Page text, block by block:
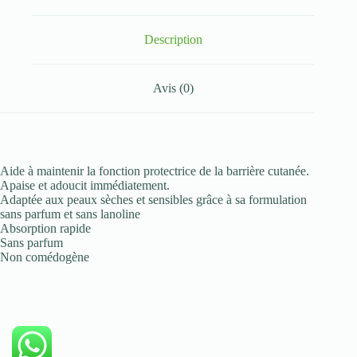
Description
Avis (0)
Aide à maintenir la fonction protectrice de la barrière cutanée.
Apaise et adoucit immédiatement.
Adaptée aux peaux sèches et sensibles grâce à sa formulation
sans parfum et sans lanoline
Absorption rapide
Sans parfum
Non comédogène